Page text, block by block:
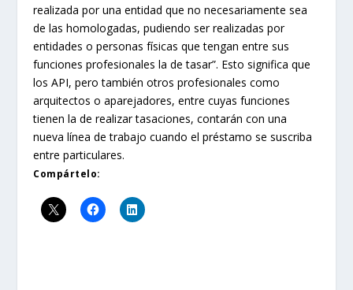
realizada por una entidad que no necesariamente sea
de las homologadas, pudiendo ser realizadas por
entidades o personas físicas que tengan entre sus
funciones profesionales la de tasar”. Esto significa que
los API, pero también otros profesionales como
arquitectos o aparejadores, entre cuyas funciones
tienen la de realizar tasaciones, contarán con una
nueva línea de trabajo cuando el préstamo se suscriba
entre particulares.
Compártelo: